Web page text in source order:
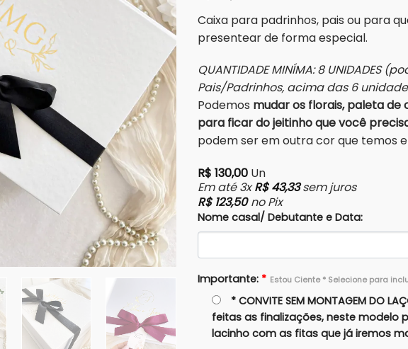
Caixa para padrinhos, pais ou para
presentear de forma especial.
QUANTIDADE MINÍMA: 8
Pais/Padrinhos, acima das 6
Podemos mudar os florais, paleta de
para ficar do jeitinho que você
podem ser em outra cor que temos
R$ 130,00Un
Em até 3xR$43,33sem juros
R$123,50 no Pix
Nome casal/ Debutante e Data:
Importante:* Estou Ciente * Selecione para
* CONVITE SEM MONTAGEM DO
feitas as finalizações, neste modelo
lacinho com as fitas que já iremos